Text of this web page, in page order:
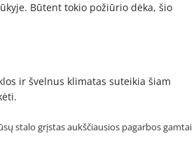
Būtent tokio požiūrio dėka, šio
ir švelnus klimatas suteikia šiam
stalo grįstas aukščiausios pagarbos gamtai